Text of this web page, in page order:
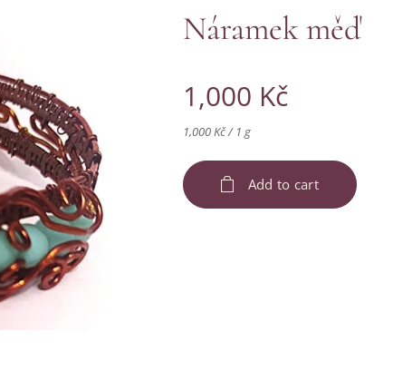
Náramek měď
1,000 Kč
1,000 Kč / 1 g
Add to cart